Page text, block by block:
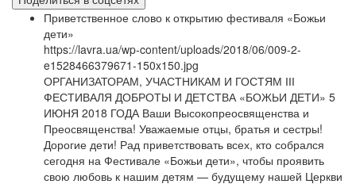
Приветственное слово к открытию фестиваля «Божьи
дети»
https://lavra.ua/wp-content/uploads/2018/06/009-2-
e1528466379671-150x150.jpg
ОРГАНИЗАТОРАМ, УЧАСТНИКАМ И ГОСТЯМ ІІІ
ФЕСТИВАЛЯ ДОБРОТЫ И ДЕТСТВА «БОЖЬИ ДЕТИ» 5
ИЮНЯ 2018 ГОДА Ваши Высокопреосвященства и
Преосвященства! Уважаемые отцы, братья и сестры!
Дорогие дети! Рад приветствовать всех, кто собрался
сегодня на Фестивале «Божьи дети», чтобы проявить
свою любовь к нашим детям — будущему нашей Церкви